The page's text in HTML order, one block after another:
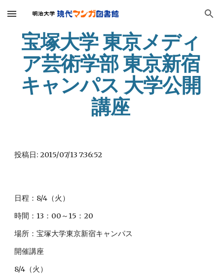
Skip to main content Skip to navigation
宝塚大学 東京メディ
ア芸術学部 東京新宿
キャンパス 大学公開
講座
投稿日: 2015/07/13 7:36:52
日程：8/4（火）
時間：13：00～15：20
場所：宝塚大学東京新宿キャンパス
開催講座
8/4（火）